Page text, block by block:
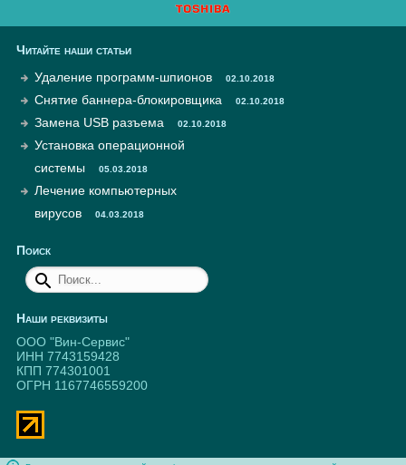
Читайте наши статьи
Удаление программ-шпионов
02.10.2018
Снятие баннера-блокировщика 02.10.2018
Замена USB разъема 02.10.2018
Установка операционной
системы
05.03.2018
Лечение компьютерных
вирусов
04.03.2018
Поиск
Наши реквизиты
ООО "Вин-Сервис"
ИНН 7743159428
КПП 774301001
ОГРН 1167746559200